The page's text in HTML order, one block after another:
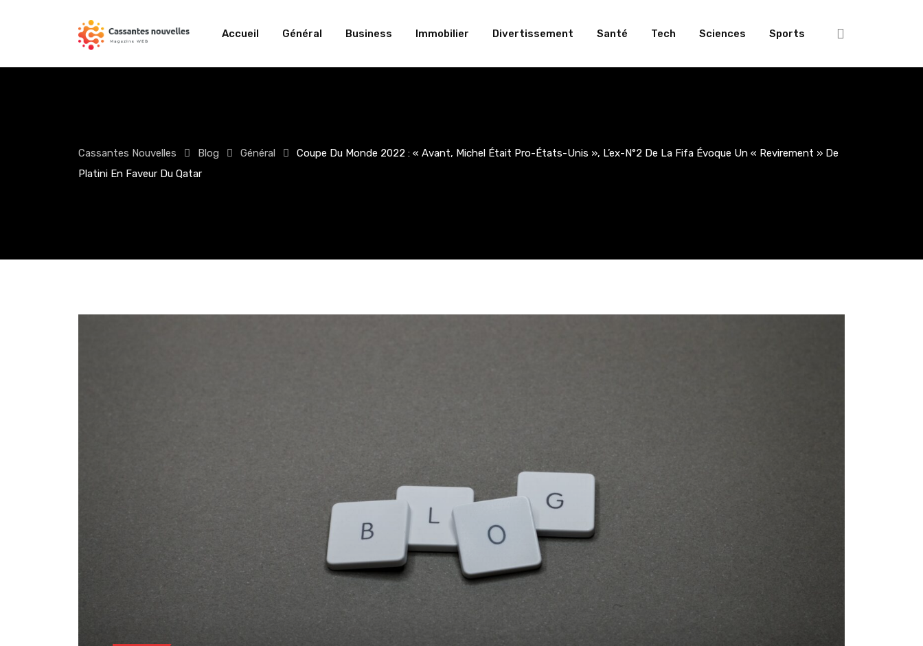
Accueil Général Business Immobilier Divertissement Santé Tech Sciences Sports
Cassantes Nouvelles Blog Général
Coupe Du Monde 2022 : « Avant, Michel Était Pro-États-Unis », L’ex-N°2 De La Fifa Évoque Un « Revirement » De
Platini En Faveur Du Qatar